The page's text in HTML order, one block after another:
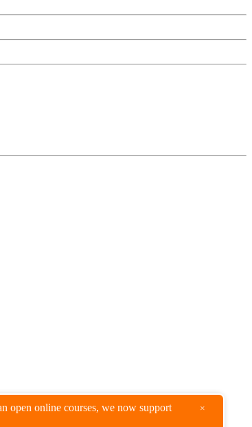
open online courses, we now support
×